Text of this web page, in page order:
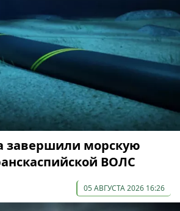
завершили морскую
ВОЛС
05 АВГУСТА 2026 16:26